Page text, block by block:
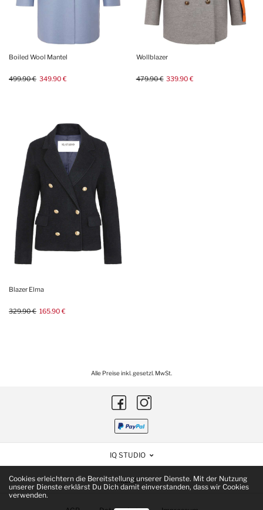
Cookies erleichtern die Bereitstellung unserer Dienste. Mit der Nutzung
unserer Dienste erklärst Du Dich damit einverstanden, dass wir Cookies
verwenden.
Boiled Wool Mantel
499.90 € 349.90 €
Wollblazer
479.90 € 339.90 €
Blazer Elma
329.90 € 165.90 €
Alle Preise inkl. gesetzl. MwSt.
IQ STUDIO
HILFE